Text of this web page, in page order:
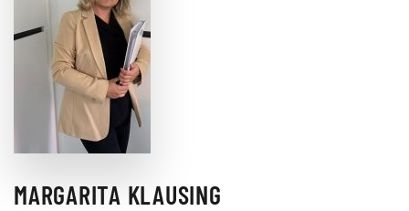
MARGARITA KLAUSING